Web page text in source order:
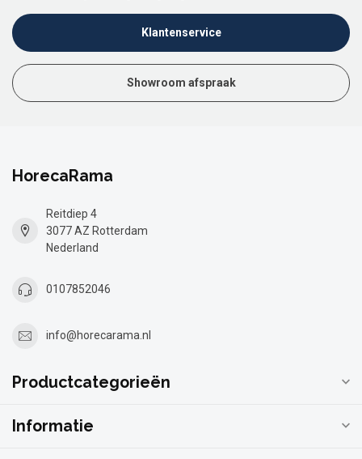
Klantenservice
Showroom afspraak
HorecaRama
Reitdiep 4
3077 AZ Rotterdam
Nederland
0107852046
info@horecarama.nl
Productcategorieën
Informatie